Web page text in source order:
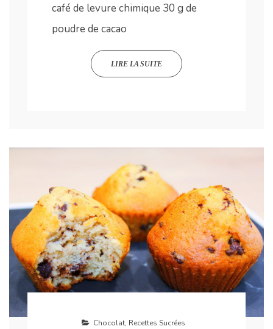
café de levure chimique 30 g de
poudre de cacao
LIRE LA SUITE
Chocolat, Recettes Sucrées